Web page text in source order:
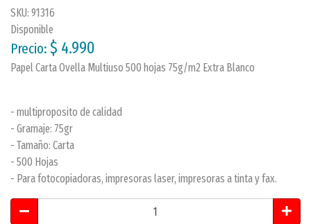
SKU: 91316
Disponible
Precio: $ 4.990
Papel Carta Ovella Multiuso 500 hojas 75g/m2 Extra Blanco
- multiproposito de calidad
- Gramaje: 75gr
- Tamaño: Carta
- 500 Hojas
- Para fotocopiadoras, impresoras laser, impresoras a tinta y fax.